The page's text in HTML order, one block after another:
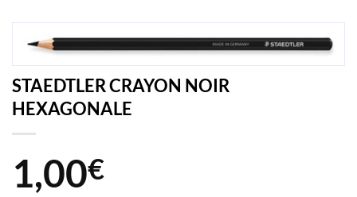
STAEDTLER CRAYON NOIR
HEXAGONALE
1,00€